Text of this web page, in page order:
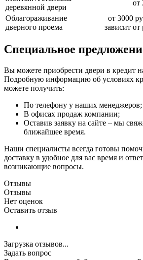
деревянной двери
от
Облагораживание
дверного проема
от 3000
зависит от
Специальное
Вы можете приобрести двери в кредит
Подробную информацию об условиях
можете получить:
По телефону у наших менеджеров;
В офисах продаж компании;
Оставив заявку на сайте – мы
ближайшее время.
Наши специалисты всегда готовы
доставку в удобное для вас время и
возникающие вопросы.
Отзывы
Отзывы
Нет оценок
Оставить отзыв
Загрузка отзывов...
Задать вопрос